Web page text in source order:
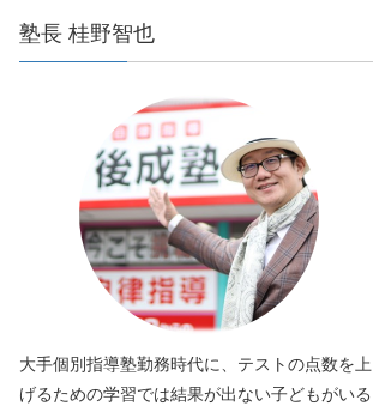
塾長 桂野智也
大手個別指導塾勤務時代に、テストの点数を上
げるための学習では結果が出ない子どもがいる